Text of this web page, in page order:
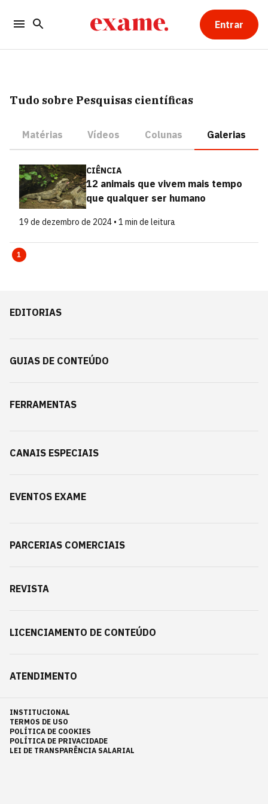
Entrar
Tudo sobre Pesquisas científicas
Matérias Vídeos Colunas Galerias
CIÊNCIA
12 animais que vivem mais tempo
que qualquer ser humano
19 de dezembro de 2024 • 1 min de leitura
1
EDITORIAS
GUIAS DE CONTEÚDO
FERRAMENTAS
CANAIS ESPECIAIS
EVENTOS EXAME
PARCERIAS COMERCIAIS
REVISTA
LICENCIAMENTO DE CONTEÚDO
ATENDIMENTO
INSTITUCIONAL
TERMOS DE USO
POLÍTICA DE COOKIES
POLÍTICA DE PRIVACIDADE
LEI DE TRANSPARÊNCIA SALARIAL